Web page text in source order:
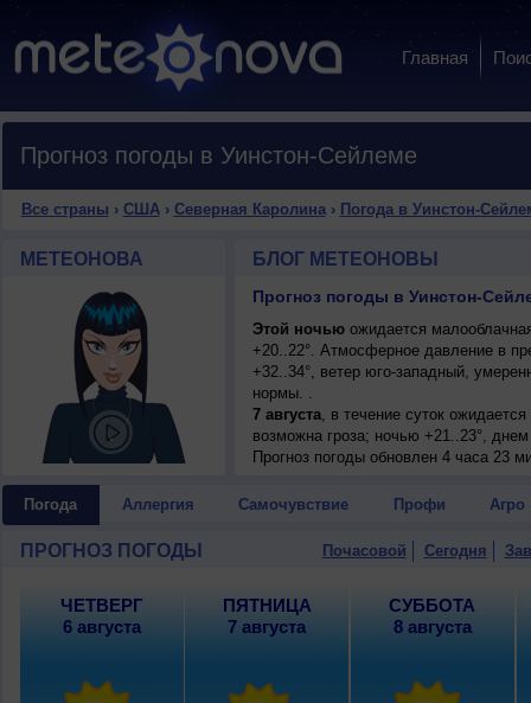
Главная
Прогноз погоды в Уинстон-Сейлеме
Все страны › США› Северная Каролина› Погода в Уинстон-
МЕТЕОНОВА БЛОГ МЕТЕОНОВЫ
Прогноз погоды в Уинстон-
Этой ночьюожидается
+20..22°. Атмосферное давление в
+32..34°, ветер юго-западный,
нормы. .
7 августа, в течение суток
возможна гроза; ночью +21..23°,
8 августа, в течение суток
9 августа, ожидается малооблачная
Прогноз погоды обновлен 4 часа 23
Погода Аллергия Самочувствие Профи Агро
ПРОГНОЗ ПОГОДЫ Почасовой Сегодня
ЧЕТВЕРГ
6 августа
ПЯТНИЦА
7 августа
СУББОТА
8 августа